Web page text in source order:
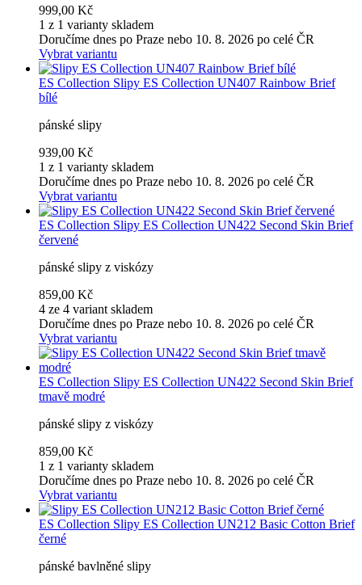
999,00 Kč
1 z 1 varianty skladem
Doručíme dnes po Praze nebo 10. 8. 2026 po celé ČR
Vybrat variantu
ES Collection Slipy ES Collection UN407 Rainbow Brief
bílé
pánské slipy
939,00 Kč
1 z 1 varianty skladem
Doručíme dnes po Praze nebo 10. 8. 2026 po celé ČR
Vybrat variantu
ES Collection Slipy ES Collection UN422 Second Skin Brief
červené
pánské slipy z viskózy
859,00 Kč
4 ze 4 variant skladem
Doručíme dnes po Praze nebo 10. 8. 2026 po celé ČR
Vybrat variantu
ES Collection Slipy ES Collection UN422 Second Skin Brief
tmavě modré
pánské slipy z viskózy
859,00 Kč
1 z 1 varianty skladem
Doručíme dnes po Praze nebo 10. 8. 2026 po celé ČR
Vybrat variantu
ES Collection Slipy ES Collection UN212 Basic Cotton Brief
černé
pánské bavlněné slipy